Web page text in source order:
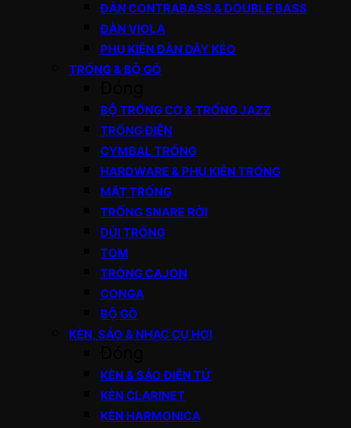
ĐÀN CONTRABASS & DOUBLE BASS
ĐÀN VIOLA
PHỤ KIỆN ĐÀN DÂY KÉO
TRỐNG & BỘ GÕ
BỘ TRỐNG CƠ & TRỐNG JAZZ
TRỐNG ĐIỆN
CYMBAL TRỐNG
HARDWARE & PHỤ KIỆN TRỐNG
MẶT TRỐNG
TRỐNG SNARE RỜI
DÙI TRỐNG
TOM
TRỐNG CAJON
CONGA
BỘ GÕ
KÈN, SÁO & NHẠC CỤ HƠI
KÈN & SÁO ĐIỆN TỬ
KÈN CLARINET
KÈN HARMONICA